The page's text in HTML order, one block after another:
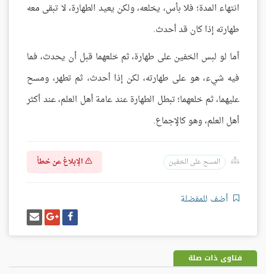
انتهاء المدة؛ فلا بأس، يخلعه، ولكن يعيد الطهارة، لا تبقى معه
طهارته إذا كان قد أحدث.
أما لو لبس الخفين على طهارة، ثم خلعهما قبل أن يحدث، فما
فيه شيء، هو على طهارته، لكن إذا أحدث، ثم تطهر، ومسح
عليهما، ثم خلعهما؛ تبطل الطهارة عند عامة أهل العلم، عند أكثر
أهل العلم، وهو كالإجماع.
المسح على الخفين الإبلاغ عن خطأ
أضف للمفضلة
شارك
على
فيسبوك
شارك
على
غوغل
بلس
إرسل
إيميل
فتاوى ذات صلة